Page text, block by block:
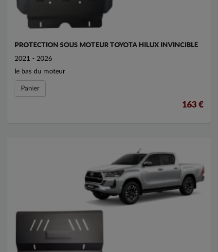
PROTECTION SOUS MOTEUR TOYOTA HILUX INVINCIBLE
2021 - 2026
le bas du moteur
Panier
163 €